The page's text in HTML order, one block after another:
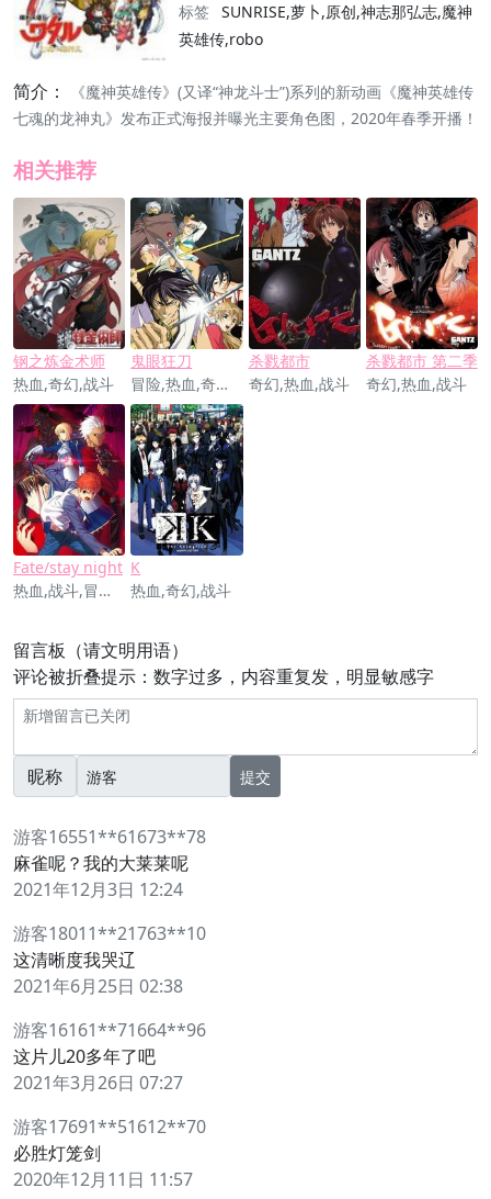
标签
SUNRISE,萝卜,原创,神志那弘志,魔神
英雄传,robo
简介：
《魔神英雄传》(又译“神龙斗士”)系列的新动画《魔神英雄传
七魂的龙神丸》发布正式海报并曝光主要角色图，2020年春季开播！
相关推荐
钢之炼金术师
热血,奇幻,战斗
鬼眼狂刀
冒险,热血,奇幻,战斗
杀戮都市
奇幻,热血,战斗
杀戮都市 第二季
奇幻,热血,战斗
Fate/stay night
热血,战斗,冒险,奇幻,神魔,剧情
K
热血,奇幻,战斗
留言板（请文明用语）
评论被折叠提示：数字过多，内容重复发，明显敏感字
昵称 提交
游客16551**61673**78
麻雀呢？我的大莱莱呢
2021年12月3日 12:24
游客18011**21763**10
这清晰度我哭辽
2021年6月25日 02:38
游客16161**71664**96
这片儿20多年了吧
2021年3月26日 07:27
游客17691**51612**70
必胜灯笼剑
2020年12月11日 11:57